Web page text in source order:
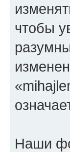
чтобы
Наши